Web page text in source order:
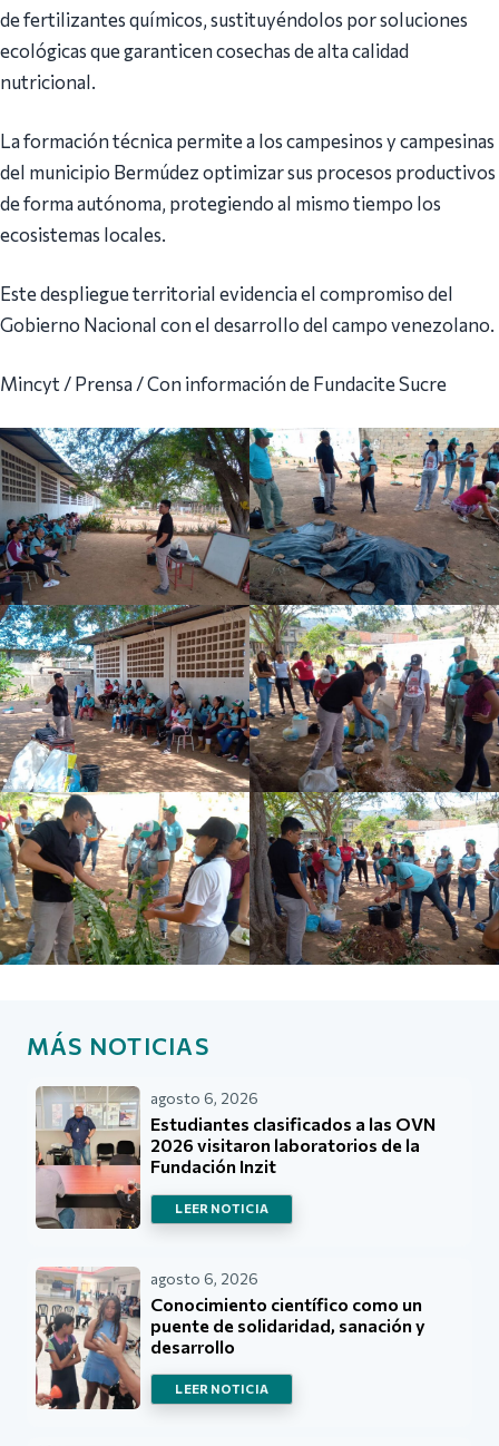
de fertilizantes químicos, sustituyéndolos por soluciones
ecológicas que garanticen cosechas de alta calidad
nutricional.
La formación técnica permite a los campesinos y campesinas
del municipio Bermúdez optimizar sus procesos productivos
de forma autónoma, protegiendo al mismo tiempo los
ecosistemas locales.
Este despliegue territorial evidencia el compromiso del
Gobierno Nacional con el desarrollo del campo venezolano.
Mincyt / Prensa / Con información de Fundacite Sucre
MÁS NOTICIAS
agosto 6, 2026
Estudiantes clasificados a las OVN
2026 visitaron laboratorios de la
Fundación Inzit
LEER NOTICIA
agosto 6, 2026
Conocimiento científico como un
puente de solidaridad, sanación y
desarrollo
LEER NOTICIA